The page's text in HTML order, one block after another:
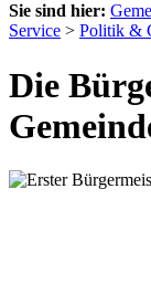
Sie sind hier:
Service > Politik &
Die